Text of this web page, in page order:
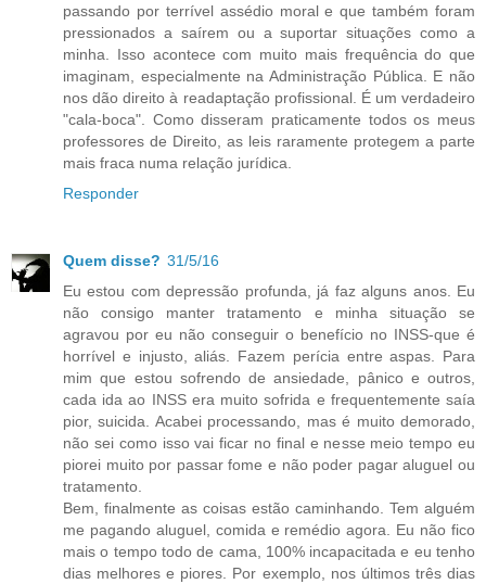
passando por terrível assédio moral e que também foram
pressionados a saírem ou a suportar situações como a
minha. Isso acontece com muito mais frequência do que
imaginam, especialmente na Administração Pública. E não
nos dão direito à readaptação profissional. É um verdadeiro
"cala-boca". Como disseram praticamente todos os meus
professores de Direito, as leis raramente protegem a parte
mais fraca numa relação jurídica.
Responder
Quem disse? 31/5/16
Eu estou com depressão profunda, já faz alguns anos. Eu
não consigo manter tratamento e minha situação se
agravou por eu não conseguir o benefício no INSS-que é
horrível e injusto, aliás. Fazem perícia entre aspas. Para
mim que estou sofrendo de ansiedade, pânico e outros,
cada ida ao INSS era muito sofrida e frequentemente saía
pior, suicida. Acabei processando, mas é muito demorado,
não sei como isso vai ficar no final e nesse meio tempo eu
piorei muito por passar fome e não poder pagar aluguel ou
tratamento.
Bem, finalmente as coisas estão caminhando. Tem alguém
me pagando aluguel, comida e remédio agora. Eu não fico
mais o tempo todo de cama, 100% incapacitada e eu tenho
dias melhores e piores. Por exemplo, nos últimos três dias